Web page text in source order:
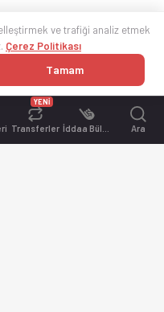
Transferler
YENİ
Ara
ve trafiği analiz etmek
Çerez Politikası
Tamam